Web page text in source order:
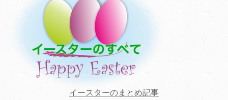
イースターのまとめ記事